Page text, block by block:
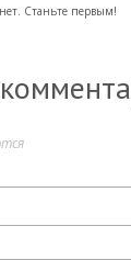
Станьте первым!